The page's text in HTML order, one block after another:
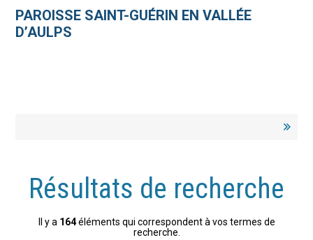
contenu.
personnelsPAROISSE SAINT-GUÉRIN EN VALLÉE
D’AULPS
Résultats de recherche
Il y a 164éléments qui correspondent à vos termes de
recherche.